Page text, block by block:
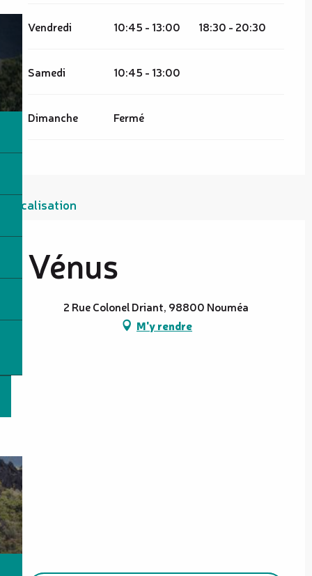
Vendredi 10:45 - 13:00 18:30 - 20:30
Samedi 10:45 - 13:00
Dimanche Fermé
Localisation
Vénus
2 Rue Colonel Driant, 98800 Nouméa
M'y rendre